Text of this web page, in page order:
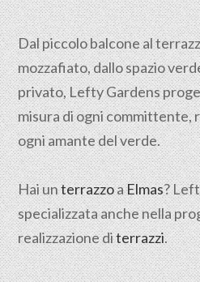
Dal piccolo balcone al
mozzafiato, dallo spazio
privato, Lefty Gardens
misura di ogni committente,
ogni amante del verde.
Hai unterrazzoaElmas?
specializzata anche nella
realizzazione diterrazzi.